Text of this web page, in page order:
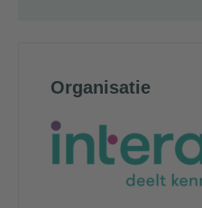
Organisatie